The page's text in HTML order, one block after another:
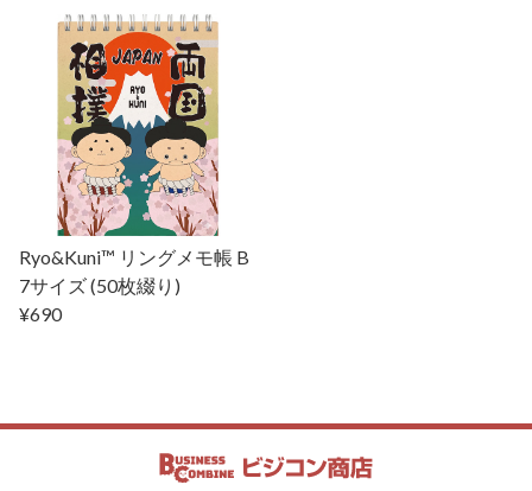
Ryo&Kuni™ リングメモ帳 B
7サイズ (50枚綴り)
¥690